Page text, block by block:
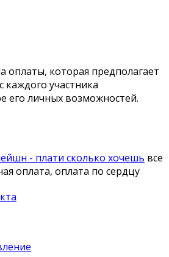
оплаты, которая предполагает
участника
его личных возможностей.
все
оплата, оплата по сердцу